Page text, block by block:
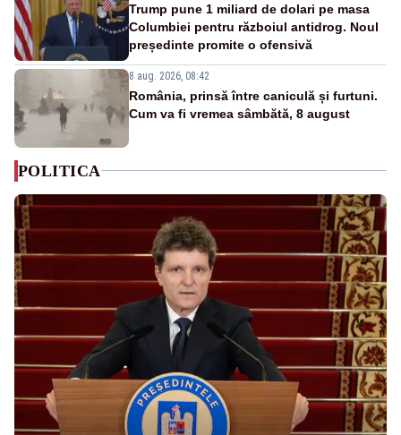
Trump pune 1 miliard de dolari pe masa
Columbiei pentru războiul antidrog. Noul
președinte promite o ofensivă
8 aug. 2026, 08:42
România, prinsă între caniculă și furtuni.
Cum va fi vremea sâmbătă, 8 august
POLITICA